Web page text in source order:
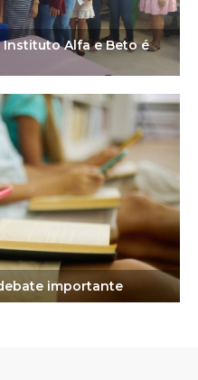
Alfa e Beto é
importante